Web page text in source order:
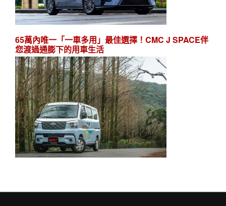
65萬內唯一「一車多用」最佳選擇！CMC J SPACE伴
您渡過通膨下的用車生活